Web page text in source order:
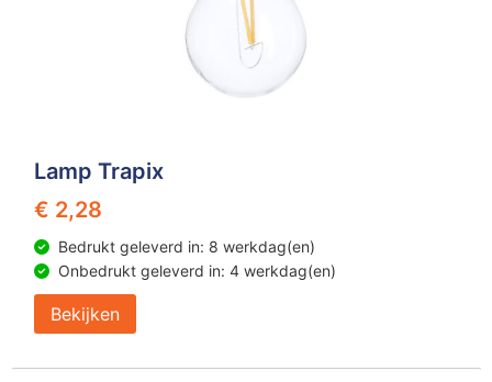
Lamp Trapix
€ 2,28
Bedrukt geleverd in: 8 werkdag(en)
Onbedrukt geleverd in: 4 werkdag(en)
Bekijken